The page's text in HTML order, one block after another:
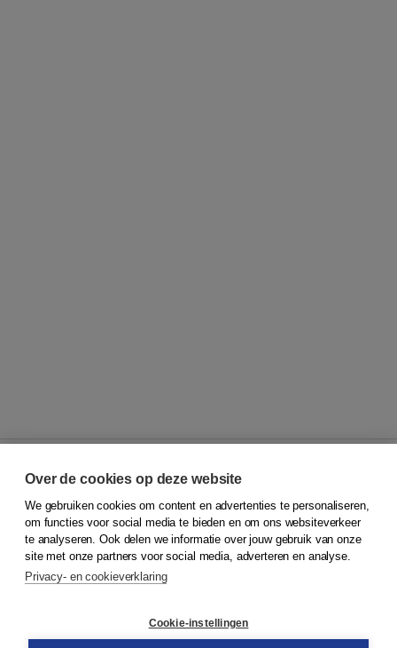
© 2026Koninklijke Boom uitgevers
Klantenservice
Service & informatie
Contact
Over de cookies op deze website
We gebruiken cookies om content en advertenties te personaliseren,
om functies voor social media te bieden en om ons websiteverkeer
te analyseren. Ook delen we informatie over jouw gebruik van onze
site met onze partners voor social media, adverteren en analyse.
Privacy- en cookieverklaring
Cookie-instellingen